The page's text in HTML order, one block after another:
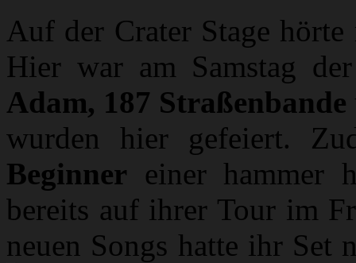
Auf der Crater Stage hörte
Hier war am Samstag
Adam, 187 Straßenbande
wurden hier gefeiert.
Beginner einer hammer
bereits auf ihrer Tour im
neuen Songs hatte ihr Set